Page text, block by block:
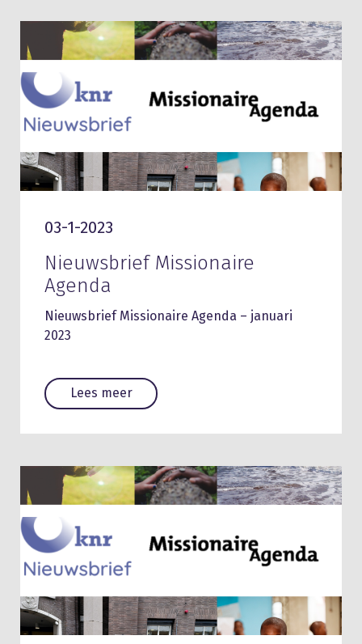
03-1-2023
Nieuwsbrief Missionaire
Agenda
Nieuwsbrief Missionaire Agenda – januari
2023
Lees meer